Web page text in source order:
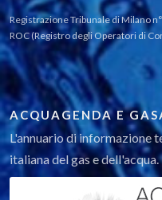
Registrazione Tribunale di Milano
ROC (Registro degli Operatori di
ACQUAGENDA E
L'annuario di informazione
italiana del gas e dell'acqua.